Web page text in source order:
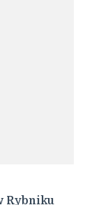
Rybniku